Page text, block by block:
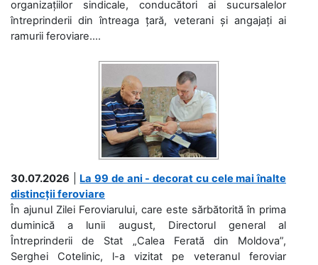
organizațiilor sindicale, conducători ai sucursalelor
întreprinderii din întreaga țară, veterani și angajați ai
ramurii feroviare....
30.07.2026
La 99 de ani - decorat cu cele mai înalte
distincții feroviare
În ajunul Zilei Feroviarului, care este sărbătorită în prima
duminică a lunii august, Directorul general al
Întreprinderii de Stat „Calea Ferată din Moldova”,
Serghei Cotelinic, l-a vizitat pe veteranul feroviar